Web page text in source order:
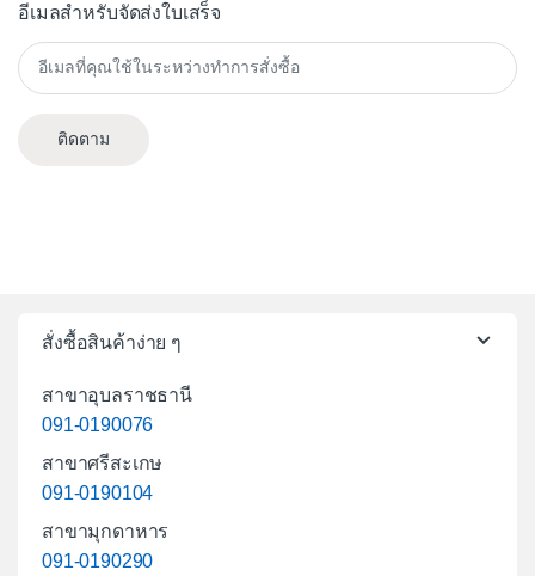
อีเมลสำหรับจัดส่งใบเสร็จ
ติดตาม
สั่งซื้อสินค้าง่าย ๆ
สาขาอุบลราชธานี
091-0190076
สาขาศรีสะเกษ
091-0190104
สาขามุกดาหาร
091-0190290